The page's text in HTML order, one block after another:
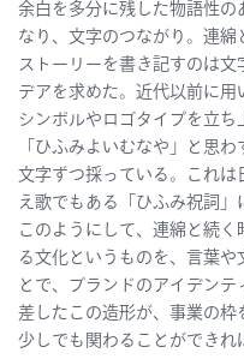
余白を多分に残した物語性
なり、文字のつながり。連綿
ストーリーを書き記すのは文
デアを求めた。近代以前に用
シンボルやロゴタイプを立ち
「ひふみよいむなや」と思
文字ずつ採っている。これ
え歌でもある「ひふみ祝詞」
このようにして、連綿と続
る文化というものを、言葉
とで、ブランドのアイデン
差したこの造形が、事業の
少しでも関わることができ